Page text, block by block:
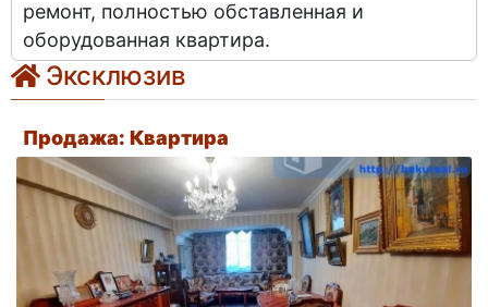
ремонт, полностью обставленная и
оборудованная квартира.
Эксклюзив
Продажа: Квартира